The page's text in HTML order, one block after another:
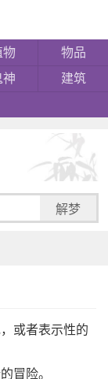
物
物品
神
建筑
解梦
或者表示性的
冒险。